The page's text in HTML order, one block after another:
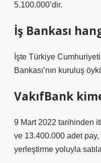
5.100.000’dir.
İş Bankası
İşte Türkiye
Bankası’nın kuruluş
VakıfBank
9 Mart 2022 tarihinden
ve 13.400.000 adet
yerleştirme yoluyla